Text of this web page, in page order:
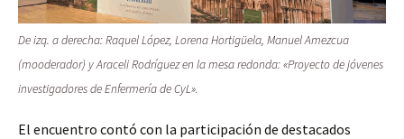
De izq. a derecha: Raquel López, Lorena Hortigüela, Manuel Amezcua
(mooderador) y Araceli Rodríguez en la mesa redonda: «Proyecto de jóvenes
investigadores de Enfermería de CyL».
El encuentro contó con la participación de destacados